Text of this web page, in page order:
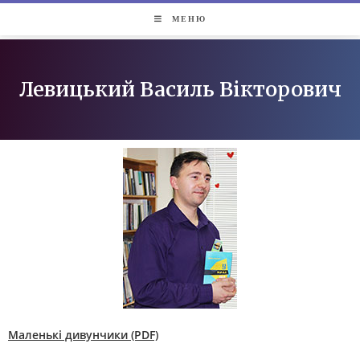
МЕНЮ
Левицький Василь Вікторович
Маленькі дивунчики (PDF)